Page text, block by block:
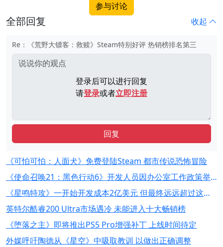
参与讨论
全部回复 收起
Re：《荒野大镖客：救赎》Steam特别好评 热销榜排名第三
登录后可以进行回复
请登录或者立即注册
回复
《可怕可怕：人面犬》免费登陆Steam 都市传说恐怖冒险
《使命召唤21：黑色行动6》开发人员因办公室工作政策举行罢工活动
《星鸣特攻》一开始开发成本2亿美元 但最终远远超过这个数字
英特尔酷睿200 Ultra市场遇冷 未能进入十大畅销榜
《堕落之主》即将推出PS5 Pro增强补丁 上线时间待定
外媒呼吁陶德从《星空》中吸取教训 以做出正确调整